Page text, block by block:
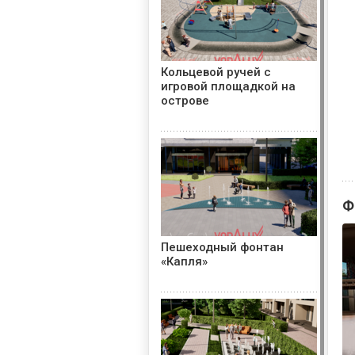
Кольцевой ручей с
игровой площадкой на
острове
Пешеходный фонтан
«Капля»